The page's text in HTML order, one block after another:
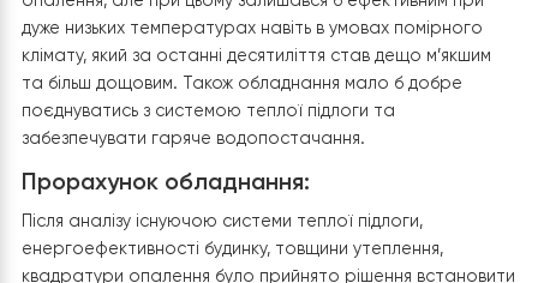
Завдання проекту:
Головною метою проекту було встановлення нового
джерела опалення, який би заощаджував кошти на
опалення, але при цьому залишався б ефективним при
дуже низьких температурах навіть в умовах помірного
клімату, який за останні десятиліття став дещо
та більш дощовим. Також обладнання мало б добре
поєднуватись з системою теплої підлоги та